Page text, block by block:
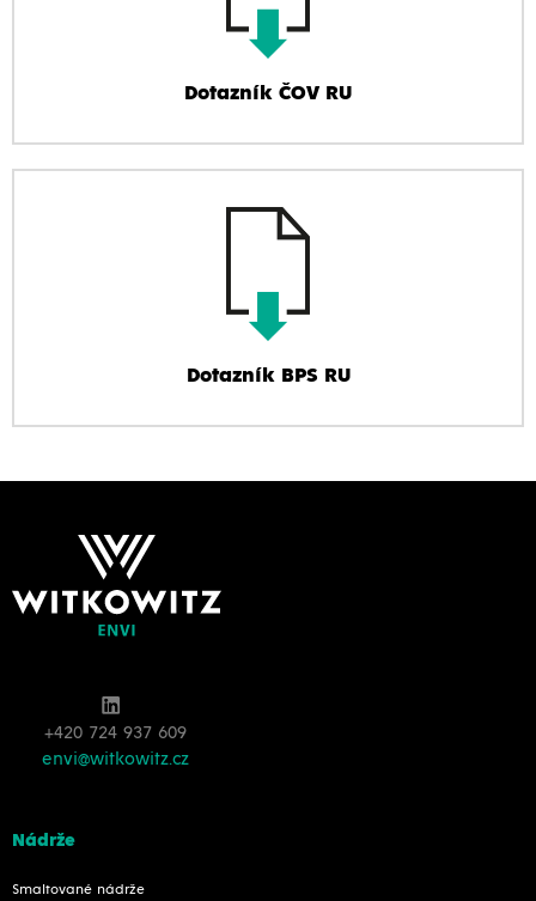
Dotazník ČOV RU
Dotazník BPS RU
+420 724 937 609
envi@witkowitz.cz
Nádrže
Smaltované nádrže